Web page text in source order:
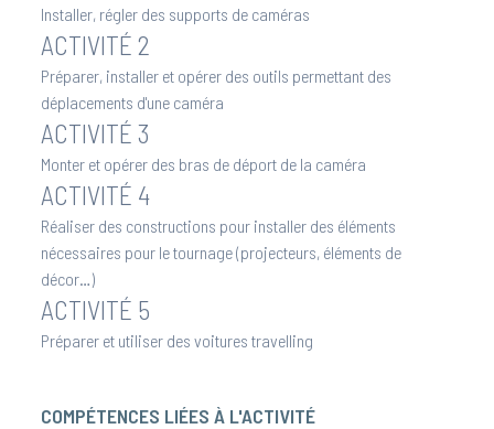
Installer, régler des supports de caméras
ACTIVITÉ 2
Préparer, installer et opérer des outils permettant des
déplacements d'une caméra
ACTIVITÉ 3
Monter et opérer des bras de déport de la caméra
ACTIVITÉ 4
Réaliser des constructions pour installer des éléments
nécessaires pour le tournage (projecteurs, éléments de
décor…)
ACTIVITÉ 5
Préparer et utiliser des voitures travelling
COMPÉTENCES LIÉES À L'ACTIVITÉ